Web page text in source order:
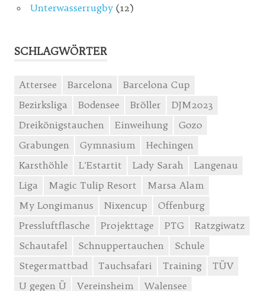
Unterwasserrugby(12)
SCHLAGWÖRTER
Attersee Barcelona
Barcelona Cup
Bezirksliga
Bodensee Bröller
DJM2023
Dreikönigstauchen
Einweihung
Gozo
Grabungen
Gymnasium
Hechingen
Karsthöhle
L'Estartit Lady Sarah
Langenau
Liga
Magic Tulip Resort
Marsa Alam
My Longimanus
Nixencup
Offenburg
Pressluftflasche
Projekttage PTG
Ratzgiwatz
Schautafel
Schnuppertauchen
Schule
Stegermattbad
Tauchsafari Training
TÜV
U gegen Ü
Vereinsheim Walensee